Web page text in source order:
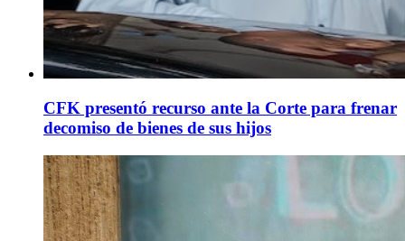
CFK presentó recurso ante la Corte para frenar
decomiso de bienes de sus hijos